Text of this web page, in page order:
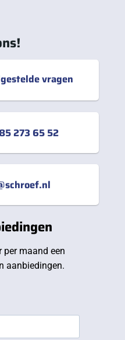
vragen
273 65 52
per maand een
aanbiedingen.